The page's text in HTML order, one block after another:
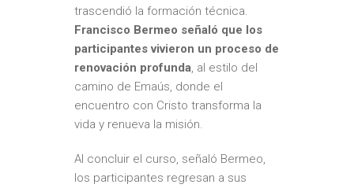
trascendió la formación técnica.
Francisco Bermeo señaló que los
participantes vivieron un proceso de
renovación profunda, al estilo del
camino de Emaús, donde el
encuentro con Cristo transforma la
vida y renueva la misión.
Al concluir el curso, señaló Bermeo,
los participantes regresan a sus